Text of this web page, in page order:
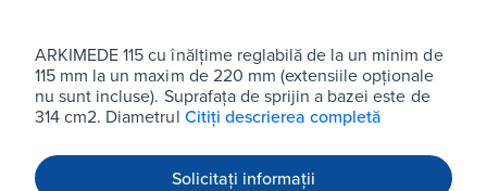
ARKIMEDE 115 cu înălțime reglabilă de la un minim de
115 mm la un maxim de 220 mm (extensiile opționale
nu sunt incluse). Suprafața de sprijin a bazei este de
314 cm2. Diametrul Citiți descrierea completă
Solicitați informații